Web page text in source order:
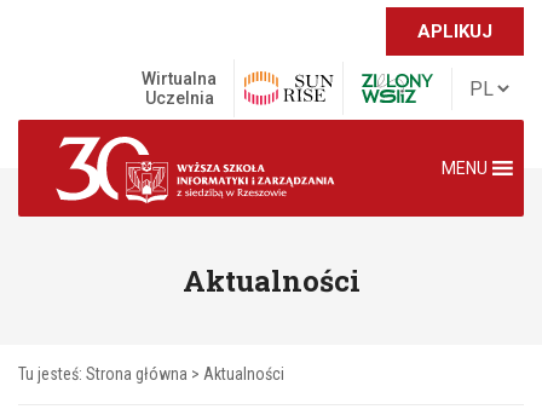
APLIKUJ
Wirtualna
Uczelnia
MENU
Aktualności
Tu jesteś: Strona główna > Aktualności